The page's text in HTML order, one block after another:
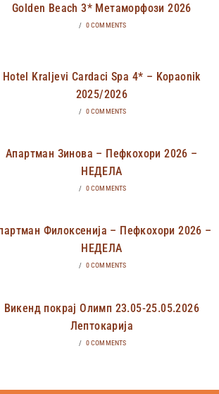
Golden Beach 3* Метаморфози 2026
/ 0 COMMENTS
Hotel Kraljevi Cardaci Spa 4* – Kopaonik
2025/2026
/ 0 COMMENTS
Апартман Зинова – Пефкохори 2026 –
НЕДЕЛА
/ 0 COMMENTS
Филоксенија – Пефкохори 2026 –
НЕДЕЛА
/ 0 COMMENTS
Викенд покрај Олимп 23.05-25.05.2026
Лептокарија
/ 0 COMMENTS